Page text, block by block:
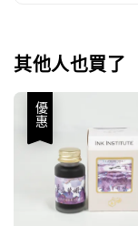
其他人也買了
優惠